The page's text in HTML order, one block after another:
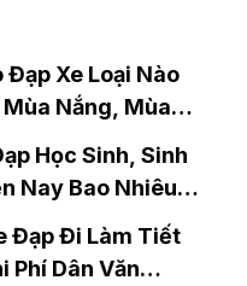
Đạp Xe Loại Nào
Nắng, Mùa
Học Sinh, Sinh
Nay Bao Nhiêu?
Đạp Đi Làm Tiết
Phí Dân Văn